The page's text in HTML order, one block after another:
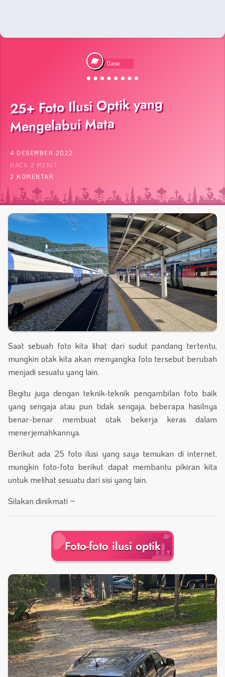
Oase
25+ Foto Ilusi Optik yang
Mengelabui Mata
4 DESEMBER 2022
BACA 2 MENIT
2 KOMENTAR
Saat sebuah foto kita lihat dari sudut pandang tertentu,
mungkin otak kita akan menyangka foto tersebut berubah
menjadi sesuatu yang lain.
Begitu juga dengan teknik-teknik pengambilan foto baik
yang sengaja atau pun tidak sengaja, beberapa hasilnya
benar-benar membuat otak bekerja keras dalam
menerjemahkannya.
Berikut ada 25 foto ilusi yang saya temukan di internet,
mungkin foto-foto berikut dapat membantu pikiran kita
untuk melihat sesuatu dari sisi yang lain.
Silakan dinikmati ~
Foto-foto ilusi optik